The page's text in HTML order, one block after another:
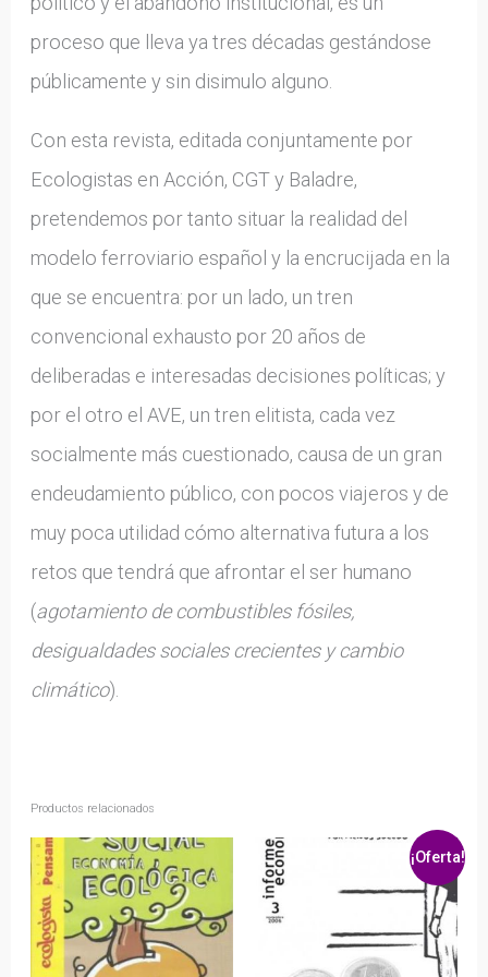
proceso que lleva ya tres décadas gestándose
públicamente y sin disimulo alguno.
Con esta revista, editada conjuntamente por
Ecologistas en Acción, CGT y Baladre,
pretendemos por tanto situar la realidad del
modelo ferroviario español y la encrucijada en la
que se encuentra: por un lado, un tren
convencional exhausto por 20 años de
deliberadas e interesadas decisiones políticas; y
por el otro el AVE, un tren elitista, cada vez
socialmente más cuestionado, causa de un gran
endeudamiento público, con pocos viajeros y de
muy poca utilidad cómo alternativa futura a los
retos que tendrá que afrontar el ser humano
(agotamiento de combustibles fósiles,
desigualdades sociales crecientes y cambio
climático).
Productos relacionados
¡Oferta!